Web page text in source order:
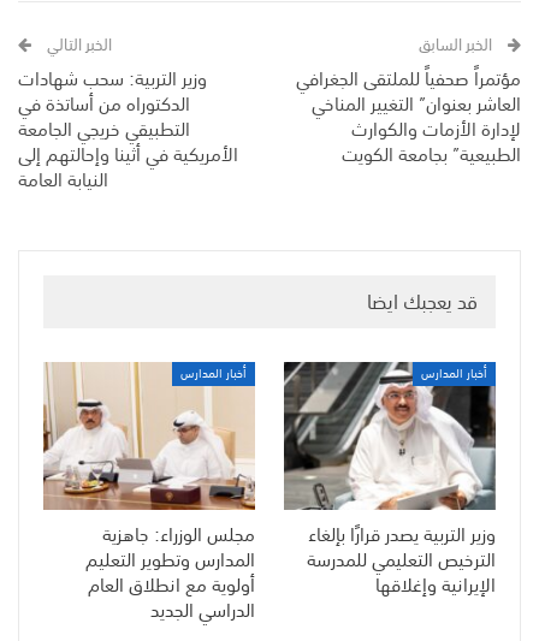
الخبر السابق
مؤتمراً صحفياً للملتقى الجغرافي
العاشر بعنوان” التغيير المناخي
لإدارة الأزمات والكوارث
الطبيعية” بجامعة الكويت
الخبر التالي
وزير التربية: سحب شهادات
الدكتوراه من أساتذة في
التطبيقي خريجي الجامعة
الأمريكية في أثينا وإحالتهم إلى
النيابة العامة
قد يعجبك ايضا
أخبار المدارس
وزير التربية يصدر قرارًا بإلغاء
الترخيص التعليمي للمدرسة
الإيرانية وإغلاقها
أخبار المدارس
مجلس الوزراء: جاهزية
المدارس وتطوير التعليم
أولوية مع انطلاق العام
الدراسي الجديد